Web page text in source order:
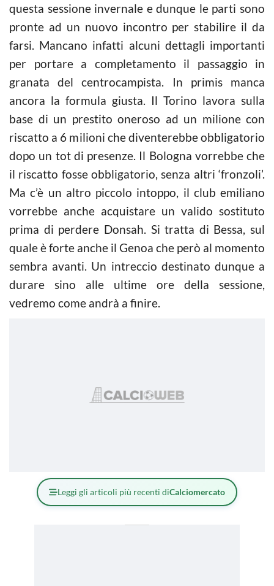
questa sessione invernale e dunque le parti sono
pronte ad un nuovo incontro per stabilire il da
farsi. Mancano infatti alcuni dettagli importanti
per portare a completamento il passaggio in
granata del centrocampista. In primis manca
ancora la formula giusta. Il Torino lavora sulla
base di un prestito oneroso ad un milione con
riscatto a 6 milioni che diventerebbe obbligatorio
dopo un tot di presenze. Il Bologna vorrebbe che
il riscatto fosse obbligatorio, senza altri ‘fronzoli’.
Ma c’è un altro piccolo intoppo, il club emiliano
vorrebbe anche acquistare un valido sostituto
prima di perdere Donsah. Si tratta di Bessa, sul
quale è forte anche il Genoa che però al momento
sembra avanti. Un intreccio destinato dunque a
durare sino alle ultime ore della sessione,
vedremo come andrà a finire.
Leggi gli articoli più recenti diCalciomercato